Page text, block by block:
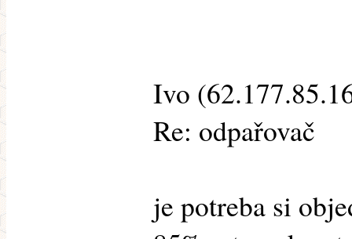
Ivo
Re: odpařovač
je potreba si